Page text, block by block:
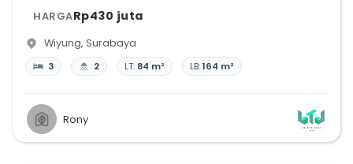
HARGARp430 juta
Wiyung, Surabaya
3 2 LT: 84 m² LB:164 m²
Rony